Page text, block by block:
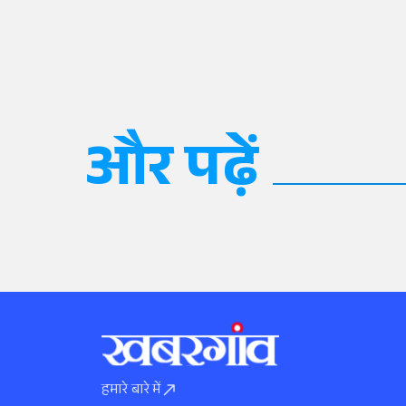
और पढ़ें
हमारे बारे में